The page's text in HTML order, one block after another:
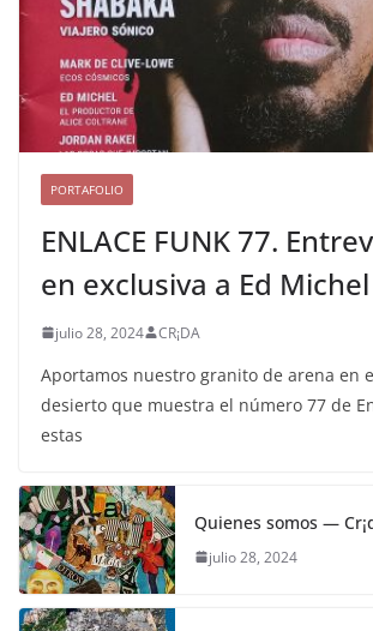
PORTAFOLIO
ENLACE FUNK 77.
en exclusiva a Ed Michel
julio 28, 2024 CR¡DA
Aportamos nuestro granito de arena en
desierto que muestra el número 77 de
estas
Quienes somos —
julio 28, 2024